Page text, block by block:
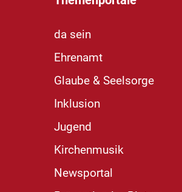
da sein
Ehrenamt
Glaube & Seelsorge
Inklusion
Jugend
Kirchenmusik
Newsportal